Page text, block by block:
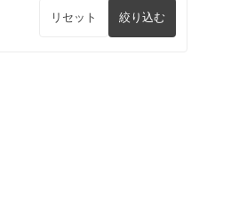
リセット 絞り込む